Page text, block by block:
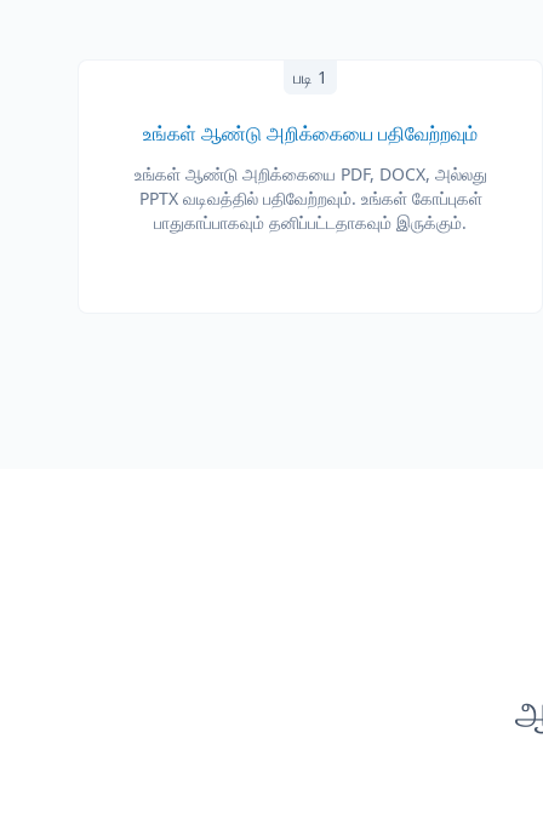
படி 1
உங்கள் ஆண்டு அறிக்கையை பதிவேற்றவும்
உங்கள் ஆண்டு அறிக்கையை PDF, DOCX, அல்லது
PPTX வடிவத்தில் பதிவேற்றவும். உங்கள் கோப்புகள்
பாதுகாப்பாகவும் தனிப்பட்டதாகவும் இருக்கும்.